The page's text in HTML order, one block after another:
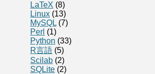
LaTeX (8)
Linux (13)
MySQL (7)
Perl (1)
Python (33)
R言語 (5)
Scilab (2)
SQLite (2)